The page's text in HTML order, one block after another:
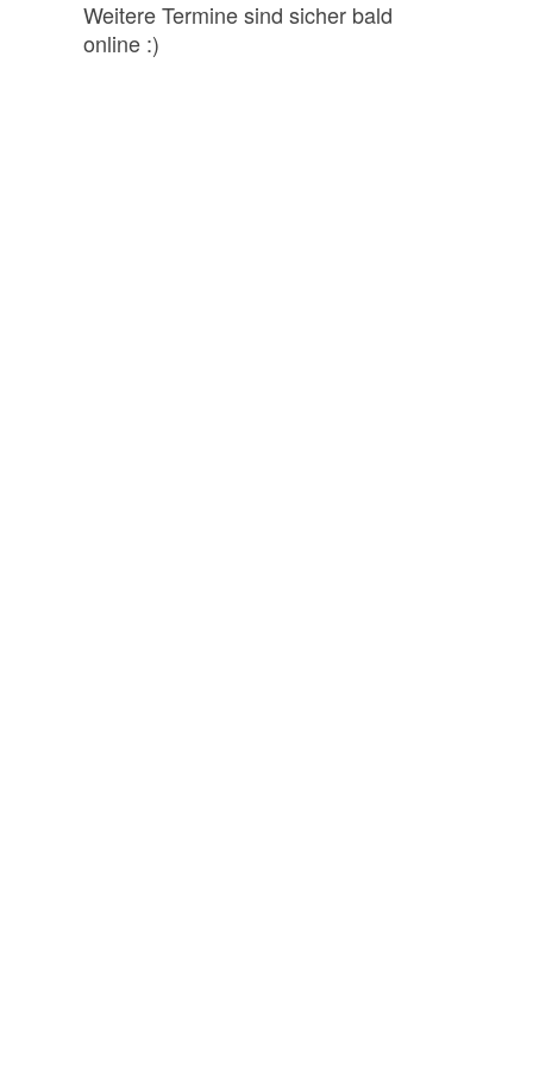
Weitere Termine sind sicher bald
online :)